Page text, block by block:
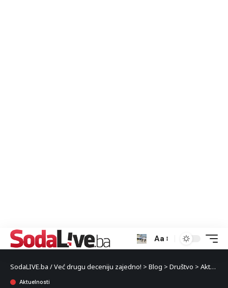
Aa
SodaLIVE.ba / Već drugu deceniju zajedno! > Blog > Društvo > Aktuelnosti
Aktuelnosti